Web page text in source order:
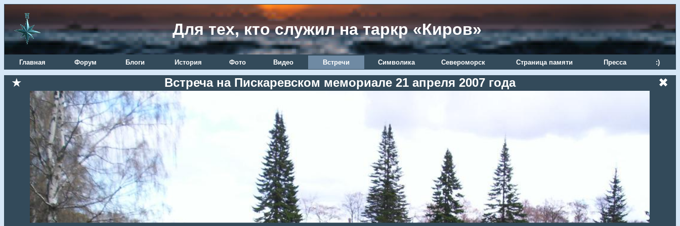
Для тех, кто служил на таркр «Киров»
Главная Форум Блоги История Фото Видео Встречи Символика Североморск Страница памяти Пресса :)
★ Встреча на Пискаревском мемориале 21 апреля 2007 года ✖